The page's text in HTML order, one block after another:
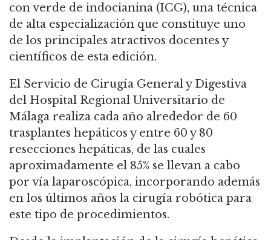
con verde de indocianina (ICG), una técnica
de alta especialización que constituye uno
de los principales atractivos docentes y
científicos de esta edición.
El Servicio de Cirugía General y Digestiva
del Hospital Regional Universitario de
Málaga realiza cada año alrededor de 60
trasplantes hepáticos y entre 60 y 80
resecciones hepáticas, de las cuales
aproximadamente el 85% se llevan a cabo
por vía laparoscópica, incorporando además
en los últimos años la cirugía robótica para
este tipo de procedimientos.